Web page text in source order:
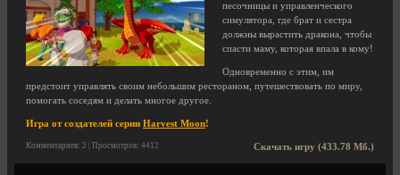
песочницы и управленческого
симулятора, где брат и сестра
должны вырастить дракона, чтобы
спасти маму, которая впала в кому!
Одновременно с этим, им
предстоит управлять своим небольшим рестораном, путешествовать по миру,
помогать соседям и делать многое другое.
Игра от создателей серии Harvest Moon!
Скачать игру (433.78 Мб.)
Комментариев: 2 | Просмотров: 4412